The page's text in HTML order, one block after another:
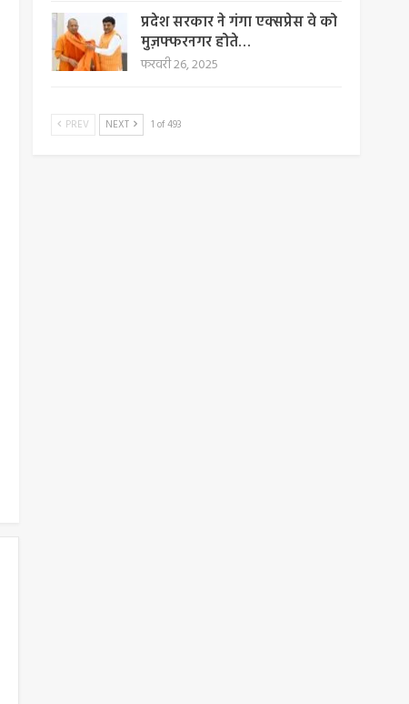
प्रदेश सरकार ने गंगा एक्सप्रेस वे को
मुज़फ्फरनगर होते…
फरवरी 26, 2025
PREV NEXT 1 of 493